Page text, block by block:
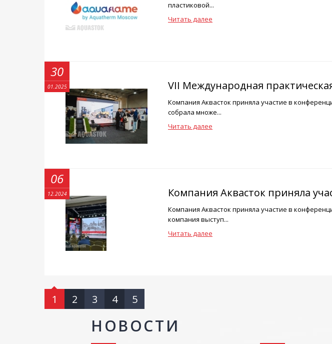
пластиковой...
Читать далее
VII Международная
Компания Аквасток приняла участие в
собрала множе...
Читать далее
30
01.2025
Компания Аквасток приняла
Компания Аквасток приняла участие в
компания выступ...
Читать далее
06
12.2024
1 2 3 4 5
НОВОСТИ